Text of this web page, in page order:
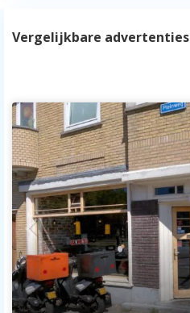
Vergelijkbare advertenties